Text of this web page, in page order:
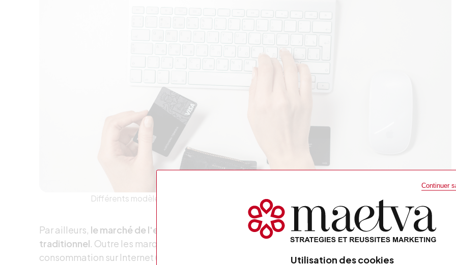
Continuer
Utilisation des cookies
Différents modèles existent dans l’e-commerce. Ils conditionnent la relation client.
Par ailleurs, le marché de l'e-commerce n’a pas vocation à cannibaliser le commerce
traditionnel. Outre les marques qui décident de vendre uniquement des articles de grande
consommation sur Internet (Daniel Wellington, Lou Yetu, Desenio...), combiner magasin